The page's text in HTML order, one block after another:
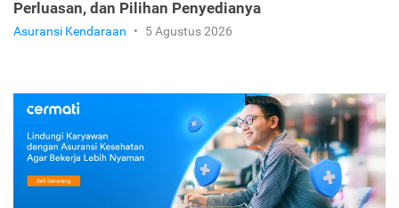
Perluasan, dan Pilihan Penyedianya
Asuransi Kendaraan • 5 Agustus 2026